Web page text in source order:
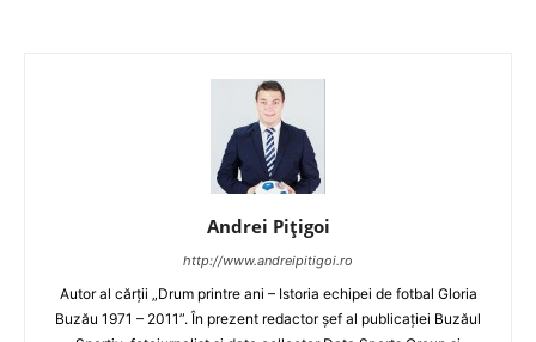
Andrei Pițigoi
http://www.andreipitigoi.ro
Autor al cărţii „Drum printre ani – Istoria echipei de fotbal Gloria
Buzău 1971 – 2011”. În prezent redactor şef al publicaţiei Buzăul